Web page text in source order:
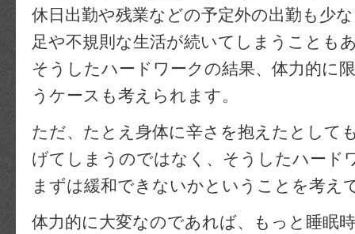
休日出勤や残業などの予定外の出勤も少
足や不規則な生活が続いてしまうことも
そうしたハードワークの結果、体力的に
うケースも考えられます。
ただ、たとえ身体に辛さを抱えたとして
げてしまうのではなく、そうしたハード
まずは緩和できないかということを考え
体力的に大変なのであれば、もっと睡眠